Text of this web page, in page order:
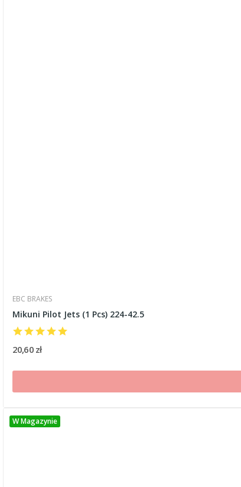
EBC BRAKES
Mikuni Pilot Jets (1 Pcs) 224-42.5
20,60 zł
W Magazynie